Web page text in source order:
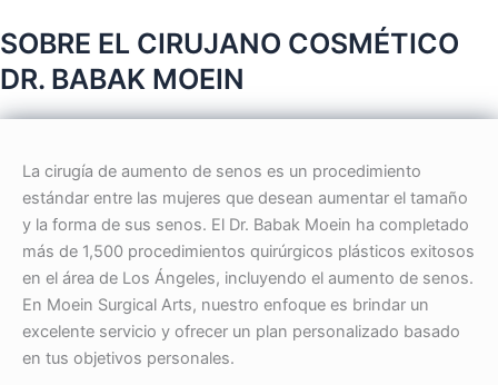
SOBRE EL CIRUJANO COSMÉTICO
DR. BABAK MOEIN
La cirugía de aumento de senos es un procedimiento
estándar entre las mujeres que desean aumentar el tamaño
y la forma de sus senos. El Dr. Babak Moein ha completado
más de 1,500 procedimientos quirúrgicos plásticos exitosos
en el área de Los Ángeles, incluyendo el aumento de senos.
En Moein Surgical Arts, nuestro enfoque es brindar un
excelente servicio y ofrecer un plan personalizado basado
en tus objetivos personales.